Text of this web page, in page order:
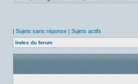
| Sujets sans réponse | Sujets actifs
Index du forum